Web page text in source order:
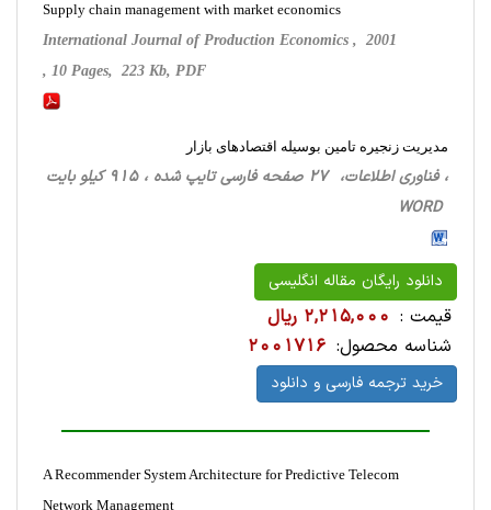
Supply chain management with market economics
International Journal of Production Economics , 2001
, 10 Pages, 223 Kb, PDF
مدیریت زنجیره تامین بوسیله اقتصادهای بازار
، فناوری اطلاعات، 27 صفحه فارسی تایپ شده ، 915 کیلو بایت
WORD
دانلود رایگان مقاله انگلیسی
قیمت : 2,215,000 ریال
شناسه محصول: 2001716
خرید ترجمه فارسی و دانلود
A Recommender System Architecture for Predictive Telecom
Network Management